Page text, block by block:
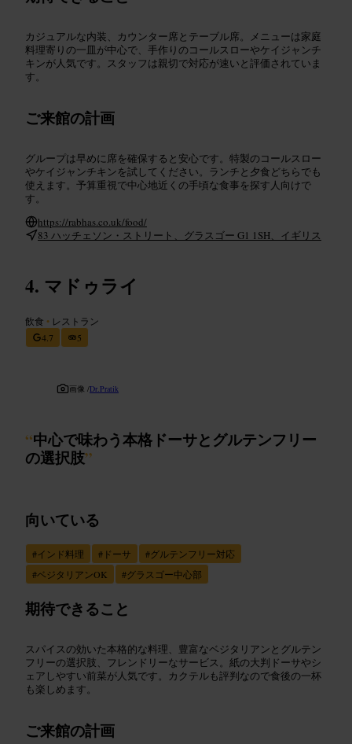
カジュアルな内装、カウンター席とテーブル席。メニューは家庭
料理寄りの一皿が中心で、手作りのコールスローやケイジャンチ
キンが人気です。スタッフは親切で対応が速いと評価されていま
す。
ご来館の計画
グループは早めに席を確保すると安心です。特製のコールスロー
やケイジャンチキンを試してください。ランチと夕食どちらでも
使えます。予算重視で中心地近くの手頃な食事を探す人向けで
す。
https://rabhas.co.uk/food/
83 ハッチェソン・ストリート、グラスゴー G1 1SH、イギリス
マドゥライ
飲食 • レストラン
4.7
5
画像 /Dr.Pratik
“中心で味わう本格ドーサとグルテンフリー
の選択肢”
向いている
#インド料理 # ドーサ #グルテンフリー対応
#ベジタリアンOK #グラスゴー中心部
期待できること
スパイスの効いた本格的な料理、豊富なベジタリアンとグルテン
フリーの選択肢、フレンドリーなサービス。紙の大判ドーサやシ
ェアしやすい前菜が人気です。カクテルも評判なので食後の一杯
も楽しめます。
ご来館の計画